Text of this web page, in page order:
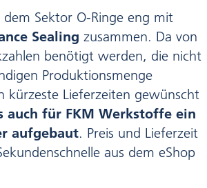
Sektor O-Ringe eng mit
Sealing zusammen. Da von
benötigt werden, die nicht
Produktionsmenge
kürzeste Lieferzeiten gewünscht
auch für FKM Werkstoffe ein
aufgebaut. Preis und Lieferzeit
aus dem eShop